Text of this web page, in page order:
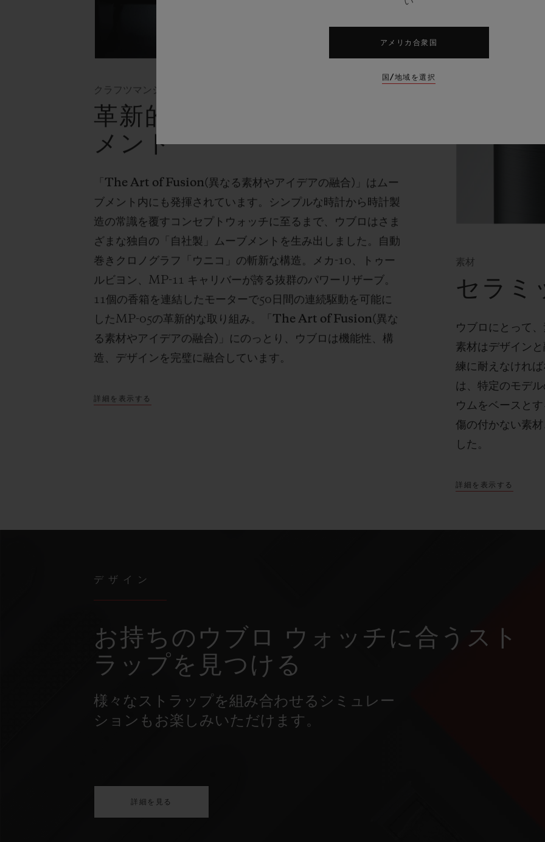
クラフツマンシップ
革新的なウォッチ ムーブ
メント
The Art of Fusion(異なる素材やアイデアの融合) 」はムー
ブメント内にも発揮されています。シンプルな時計から時計製
造の常識を覆すコンセプトウォッチに至るまで、ウブロはさま
ざまな独自の「自社製」ムーブメントを生み出しました。自動
巻きクロノグラフ「ウニコ」の斬新な構造。メカ -10 、トゥー
ルビヨン、 MP-11 キャリバーが誇る抜群のパワーリザーブ。
11個の香箱を連結したモーターで50 日間の連続駆動を可能に
した MP-05の革新的な取り組み。「 The Art of Fusion(異な
る素材やアイデアの融合) 」にのっとり、ウブロは機能性、構
造、デザインを完璧に融合しています。
詳細を表示する
素材
セラミ
ウブロにとって
素材はデザイン
練に耐えなけれ
は、特定のモデ
ウムをベースと
傷の付かない素
した。
詳細を表示する
デザイン
お持ちのウブロ ウォッチに合うスト
ラップを見つける
様々なストラップを組み合わせるシミュレー
ションもお楽しみいただけます。
詳細を見る
アメリカ合衆国
国/地域を選択